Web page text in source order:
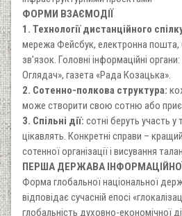
ФОРМИ ВЗАЄМОДІЇ
1. Технології дистанційного
мережа Фейсбук, електронна пошта,
зв’язок. Головні інформаційні
Оглядач», газета «Рада Козацька».
2. Сотенно-полкова структура:
може створити свою сотню або
3. Спільні дії: сотні беруть участь у
цікавлять. Конкретні справи –
сотенної організації і висування
ПЕРША ДЕРЖАВА
Форма глобальної національної
відповідає сучасній епосі
глобальність духовно-економічної